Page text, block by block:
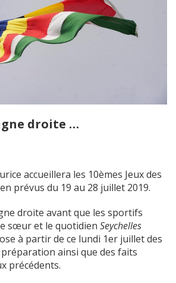
droite …
accueillera les 10èmes Jeux des
prévus du 19 au 28 juillet 2019.
droite avant que les sportifs
sœur et le quotidien Seychelles
à partir de ce lundi 1er juillet des
ainsi que des faits
précédents.